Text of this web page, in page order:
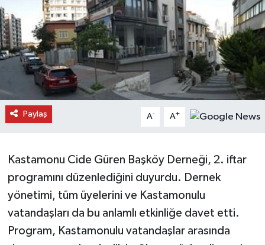
Paylaş A- A+
Kastamonu Cide Güren Başköy Derneği, 2. iftar
programını düzenlediğini duyurdu. Dernek
yönetimi, tüm üyelerini ve Kastamonulu
vatandaşları da bu anlamlı etkinliğe davet etti.
Program, Kastamonulu vatandaşlar arasında
Doğanyurt Haberleri
Hanönü Haberleri
İhsangazi Haberleri
İnebolu Haberleri
Merkez Haberleri
Pınarbaşı Haberleri
Şenpazar Haberleri